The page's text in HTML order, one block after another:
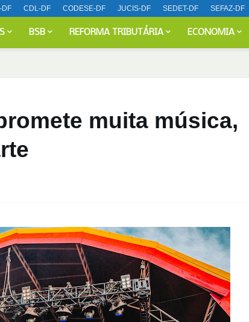
DF CDL-DF CODESE-DF JUCIS-DF SEDET-DF SEFAZ-DF
BSB REFORMA TRIBUTÁRIA ECONOMIA
muita música,